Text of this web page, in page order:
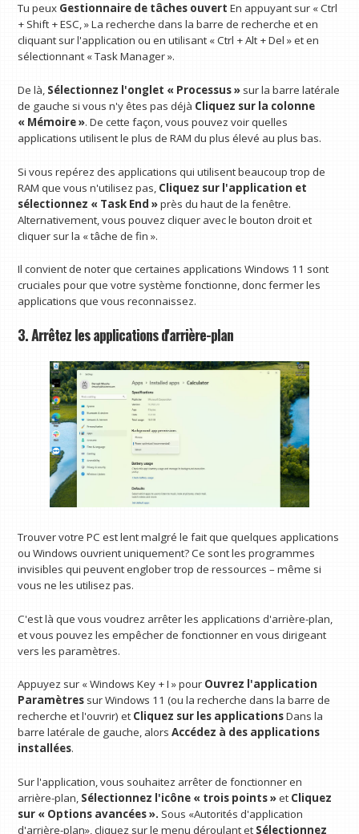
Tu peux Gestionnaire de tâches ouvert En appuyant sur « Ctrl
+ Shift + ESC, » La recherche dans la barre de recherche et en
cliquant sur l'application ou en utilisant « Ctrl + Alt + Del » et en
sélectionnant « Task Manager ».
De là, Sélectionnez l'onglet « Processus » sur la barre latérale
de gauche si vous n'y êtes pas déjà Cliquez sur la colonne
« Mémoire ». De cette façon, vous pouvez voir quelles
applications utilisent le plus de RAM du plus élevé au plus bas.
Si vous repérez des applications qui utilisent beaucoup trop de
RAM que vous n'utilisez pas, Cliquez sur l'application et
sélectionnez « Task End »près du haut de la fenêtre.
Alternativement, vous pouvez cliquer avec le bouton droit et
cliquer sur la « tâche de fin ».
Il convient de noter que certaines applications Windows 11 sont
cruciales pour que votre système fonctionne, donc fermer les
applications que vous reconnaissez.
3. Arrêtez les applications d'arrière-plan
Trouver votre PC est lent malgré le fait que quelques applications
ou Windows ouvrient uniquement? Ce sont les programmes
invisibles qui peuvent englober trop de ressources – même si
vous ne les utilisez pas.
C'est là que vous voudrez arrêter les applications d'arrière-plan,
et vous pouvez les empêcher de fonctionner en vous dirigeant
vers les paramètres.
Appuyez sur « Windows Key + I » pour Ouvrez l'application
Paramètres sur Windows 11 (ou la recherche dans la barre de
recherche et l'ouvrir) et Cliquez sur les applicationsDans la
barre latérale de gauche, alorsAccédez à des applications
installées.
Sur l'application, vous souhaitez arrêter de fonctionner en
arrière-plan, Sélectionnez l'icône « trois points »et Cliquez
sur « Options avancées ». Sous «Autorités d'application
d'arrière-plan», cliquez sur le menu déroulant et Sélectionnez